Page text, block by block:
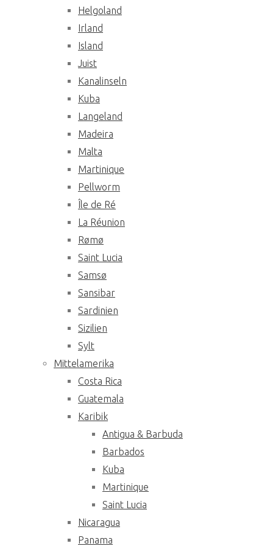
Helgoland
Irland
Island
Juist
Kanalinseln
Kuba
Langeland
Madeira
Malta
Martinique
Pellworm
Île de Ré
La Réunion
Rømø
Saint Lucia
Samsø
Sansibar
Sardinien
Sizilien
Sylt
Mittelamerika
Costa Rica
Guatemala
Karibik
Antigua & Barbuda
Barbados
Kuba
Martinique
Saint Lucia
Nicaragua
Panama